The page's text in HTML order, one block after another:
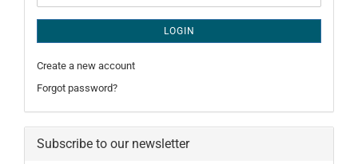
LOGIN
Create a new account
Forgot password?
Subscribe to our newsletter